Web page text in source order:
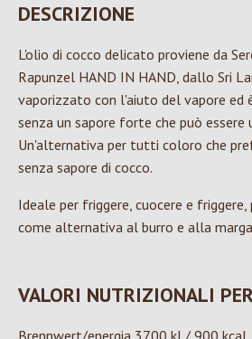
DESCRIZIONE
L'olio di cocco delicato proviene da
Rapunzel HAND IN HAND, dallo Sri
vaporizzato con l'aiuto del vapore ed
senza un sapore forte che può
Un'alternativa per tutti coloro che
senza sapore di cocco.
Ideale per friggere, cuocere e friggere,
come alternativa al burro e alla
VALORI NUTRIZIONALI